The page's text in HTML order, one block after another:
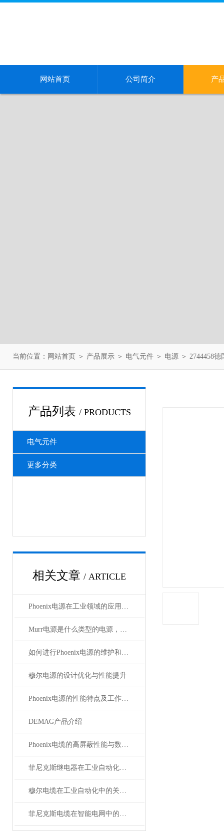
网站首页 公司简介 产
当前位置： 网站首页 ＞ 产品展示 ＞ 电气元件 ＞ 电源 ＞ 2744458
产品列表 / PRODUCTS
电气元件
更多分类
相关文章 / ARTICLE
Phoenix电源在工业领域的应用与优势
Murr电源是什么类型的电源，主要用于哪些领域？
如何进行Phoenix电源的维护和保养？
穆尔电源的设计优化与性能提升
Phoenix电源的性能特点及工作温度分析
DEMAG产品介绍
Phoenix电缆的高屏蔽性能与数据传输优势
菲尼克斯继电器在工业自动化中的作用
穆尔电缆在工业自动化中的关键角色
菲尼克斯电缆在智能电网中的应用